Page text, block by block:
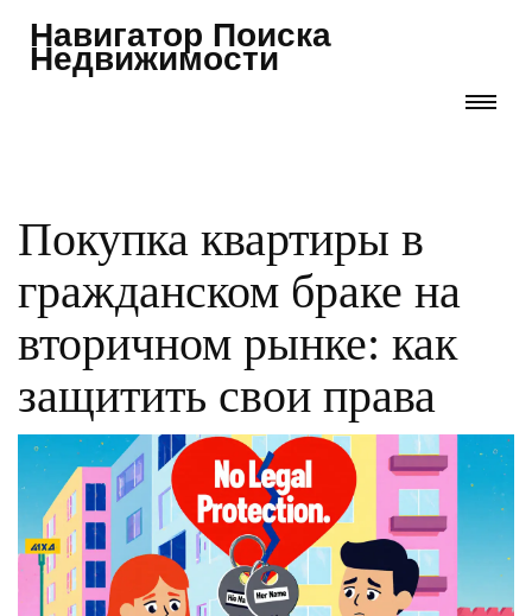
Навигатор Поиска
Недвижимости
Покупка квартиры в
гражданском браке на
вторичном рынке: как
защитить свои права